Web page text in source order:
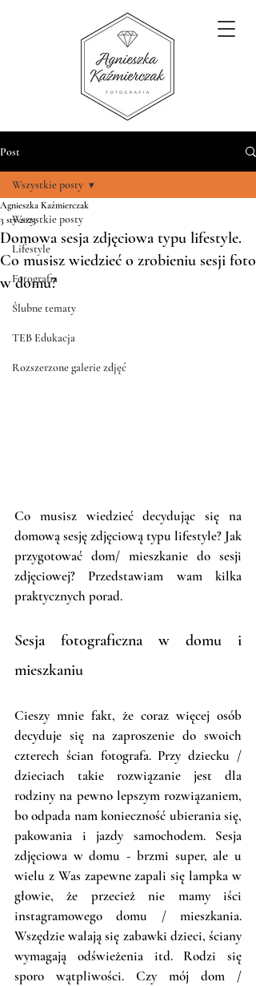
Post
Wszystkie posty
Lifestyle
Fotografia
Ślubne tematy
TEB Edukacja
Rozszerzone galerie zdjęć
Wszystkie posty
Domowa sesja zdjęciowa typu lifestyle.
Co musisz wiedzieć o zrobieniu sesji foto
w domu?
Agnieszka Kaźmierczak
3 sty 2023
Co musisz wiedzieć decydując się na
domową sesję zdjęciową typu lifestyle? Jak
przygotować dom/ mieszkanie do sesji
zdjęciowej? Przedstawiam wam kilka
praktycznych porad.
Sesja fotograficzna w domu i
mieszkaniu
Cieszy mnie fakt, że coraz więcej osób
decyduje się na zaproszenie do swoich
czterech ścian fotografa. Przy dziecku /
dzieciach takie rozwiązanie jest dla
rodziny na pewno lepszym rozwiązaniem,
bo odpada nam konieczność ubierania się,
pakowania i jazdy samochodem. Sesja
zdjęciowa w domu - brzmi super, ale u
wielu z Was zapewne zapali się lampka w
głowie, że przecież nie mamy iści
instagramowego domu / mieszkania.
Wszędzie walają się zabawki dzieci, ściany
wymagają odświeżenia itd. Rodzi się
sporo wątpliwości. Czy mój dom /